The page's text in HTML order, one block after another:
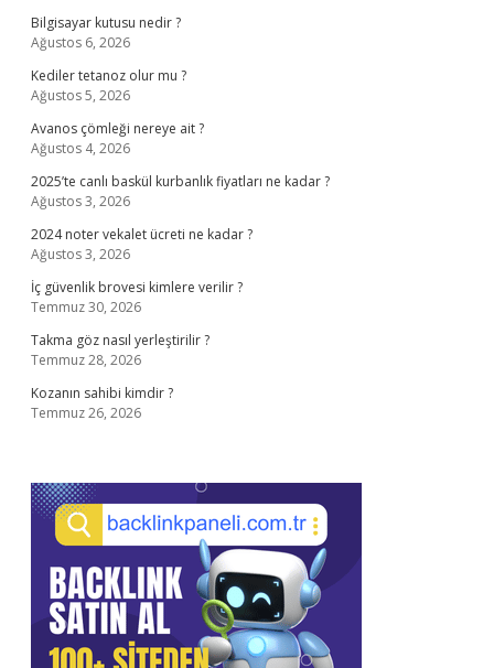
Bilgisayar kutusu nedir ?
Ağustos 6, 2026
Kediler tetanoz olur mu ?
Ağustos 5, 2026
Avanos çömleği nereye ait ?
Ağustos 4, 2026
2025’te canlı baskül kurbanlık fiyatları ne kadar ?
Ağustos 3, 2026
2024 noter vekalet ücreti ne kadar ?
Ağustos 3, 2026
İç güvenlik brovesi kimlere verilir ?
Temmuz 30, 2026
Takma göz nasıl yerleştirilir ?
Temmuz 28, 2026
Kozanın sahibi kimdir ?
Temmuz 26, 2026